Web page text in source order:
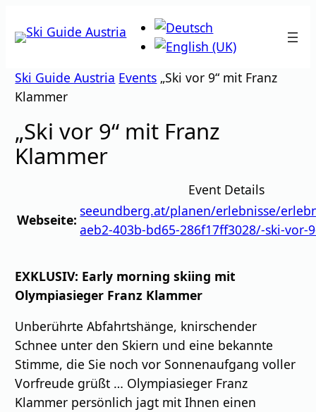
Inhalt
Ski Guide Austria Events „Ski vor 9“ mit Franz
Klammer
„Ski vor 9“ mit Franz
Klammer
Event Details
Webseite:
seeundberg.at/planen/erlebnisse/
aeb2-403b-bd65-286f17ff3028/-ski-vor-
EXKLUSIV: Early morning skiing mit
Olympiasieger Franz Klammer
Unberührte Abfahrtshänge, knirschender
Schnee unter den Skiern und eine bekannte
Stimme, die Sie noch vor Sonnenaufgang voller
Vorfreude grüßt … Olympiasieger Franz
Klammer persönlich jagt mit Ihnen einen